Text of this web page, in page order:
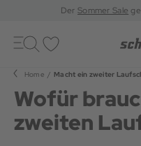
DerSommer Sale
Toggle
navigation
Home Macht ein zweiter
Wofür
zweiten